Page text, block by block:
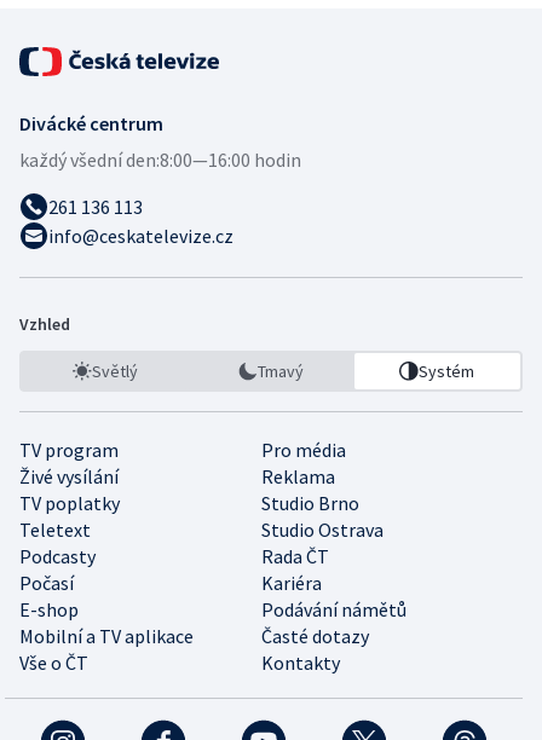
Divácké centrum
každý všední den:8:00—16:00 hodin
261 136 113
info@ceskatelevize.cz
Vzhled
Světlý Tmavý Systém
TV program
Pro média
Živé vysílání
Reklama
TV poplatky
Studio Brno
Teletext
Studio Ostrava
Podcasty
Rada ČT
Počasí
Kariéra
E-shop
Podávání námětů
Mobilní a TV aplikace
Časté dotazy
Vše o ČT
Kontakty